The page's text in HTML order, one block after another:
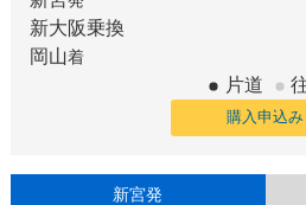
新大阪乗換
岡山着
片道
購入申込み
新宮発